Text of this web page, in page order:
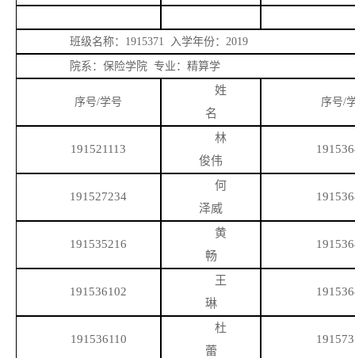
班级名称： 1915371 入学年份：2019
院系：保险学院 专业：精算学
序号/学号
姓
名
序号/
191521113
林
俊伟
191527234
何
泽威
191535216
黄
畅
191536102
王
琳
191536110
杜
蕾